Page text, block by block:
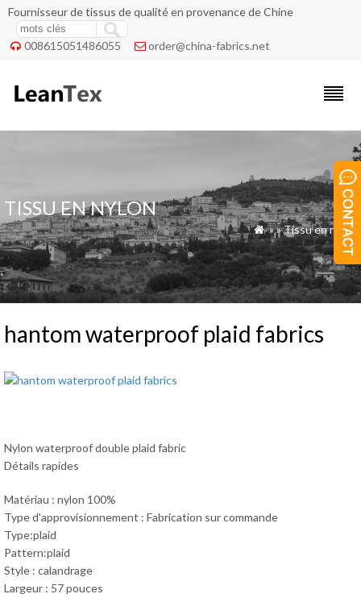
Fournisseur de tissus de qualité en provenance de Chine
 008615051486055  order@china-fabrics.net
TISSU EN NYLON
 »»Tissu en nylon
hantom waterproof plaid fabrics
Nylon waterproof double plaid fabric
Détails rapides
Matériau : nylon 100%
Type d'approvisionnement : Fabrication sur commande
Type:plaid
Pattern:plaid
Style : calandrage
Largeur : 57 pouces